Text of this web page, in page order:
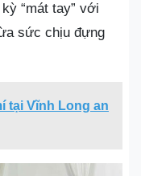
“mát tay” với
sức chịu đựng
tại Vĩnh Long an